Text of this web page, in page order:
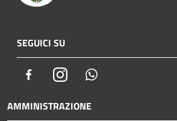
SEGUICI SU
FacebookInstagram
AMMINISTRAZIONE